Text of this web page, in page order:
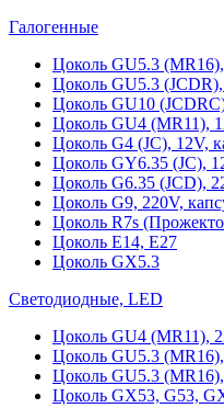
Галогенные
Цоколь GU5.3
Цоколь GU5.3
Цоколь GU10
Цоколь GU4 (MR11),
Цоколь G4 (JC), 12V,
Цоколь GY6.35 (JC),
Цоколь G6.35 (JCD),
Цоколь G9, 220V,
Цоколь R7s
Цоколь E14, E27
Цоколь GX5.3
Светодиодные, LED
Цоколь GU4 (MR11),
Цоколь GU5.3
Цоколь GU5.3
Цоколь GX53, G53,